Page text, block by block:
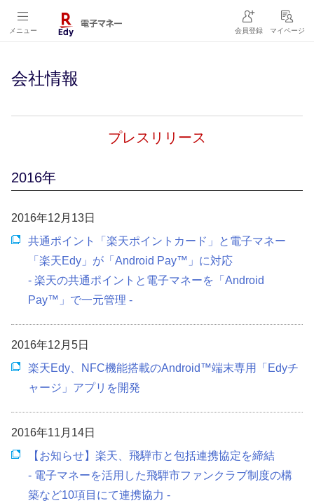
メニュー 会員登録 マイページ
会社情報
プレスリリース
2016年
2016年12月13日
共通ポイント「楽天ポイントカード」と電子マネー
「楽天Edy」が「Android Pay™」に対応
- 楽天の共通ポイントと電子マネーを「Android
Pay™」で一元管理 -
2016年12月5日
楽天Edy、NFC機能搭載のAndroid™端末専用「Edyチ
ャージ」アプリを開発
2016年11月14日
【お知らせ】楽天、飛騨市と包括連携協定を締結
- 電子マネーを活用した飛騨市ファンクラブ制度の構
築など10項目にて連携協力 -